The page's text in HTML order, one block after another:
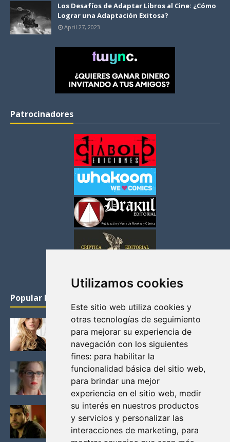
Utilizamos cookies
Este sitio web utiliza cookies y
otras tecnologías de seguimiento
para mejorar su experiencia de
navegación con los siguientes
fines: para habilitar la
funcionalidad básica del sitio web,
para brindar una mejor
experiencia en el sitio web, medir
su interés en nuestros productos
y servicios y personalizar las
interacciones de marketing, para
Los Desafíos de Adaptar Libros al Cine: ¿Cómo
Lograr una Adaptación Exitosa?
April 27, 2023
Patrocinadores
Popular Posts
KATHERYN WINNICK: LA ACTRIZ MAS GUAPA DE
VIKINGOS
Junio 14, 2013
FELICITY (EMILY BETT RICKARDS), LAS FOTOS
MAS BONITAS DE LA ALIADA DE ARROW
Noviembre 30, 2013
BLACK MIRROR: TODA TU HISTORIA. EPISODIO 3.
LA CRITICA
Mayo 17, 2012